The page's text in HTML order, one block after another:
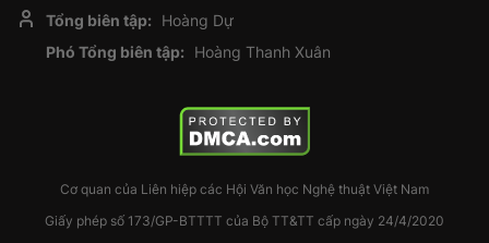
Tổng biên tập:
Hoàng Dự
Phó Tổng biên tập:
Hoàng Thanh Xuân
Cơ quan của Liên hiệp các Hội Văn học Nghệ thuật Việt Nam
Giấy phép số 173/GP-BTTTT của Bộ TT&TT cấp ngày 24/4/2020